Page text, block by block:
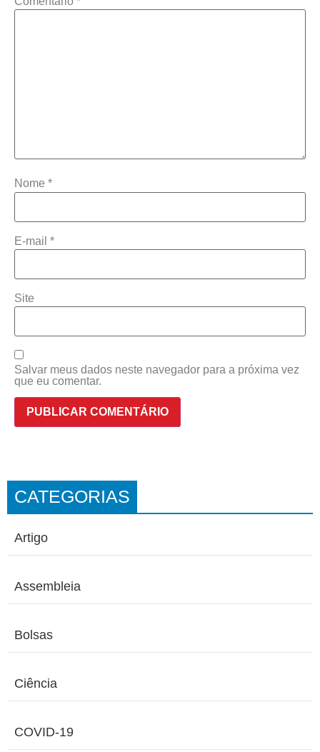
Nome *
E-mail *
Site
Salvar meus dados neste navegador para a próxima vez
que eu comentar.
CATEGORIAS
Artigo
Assembleia
Bolsas
Ciência
COVID-19